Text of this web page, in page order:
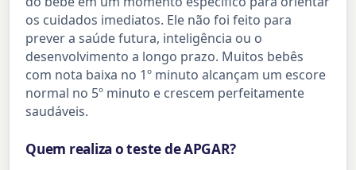
os cuidados imediatos. Ele não foi feito para
prever a saúde futura, inteligência ou o
desenvolvimento a longo prazo. Muitos bebês
com nota baixa no 1º minuto alcançam um escore
normal no 5º minuto e crescem perfeitamente
saudáveis.
Quem realiza o teste de APGAR?